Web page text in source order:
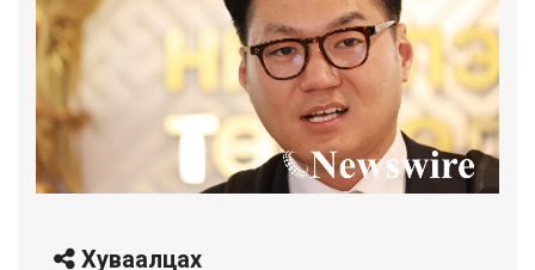
Хуваалцах